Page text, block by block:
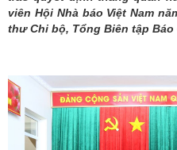
viên Hội Nhà báo Việt Nam
thư Chi bộ, Tổng Biên tập